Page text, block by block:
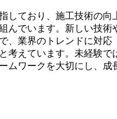
しており、施工技術の向
んでいます。新しい技術
、業界のトレンドに対応
考えています。未経験で
ムワークを大切にし、成